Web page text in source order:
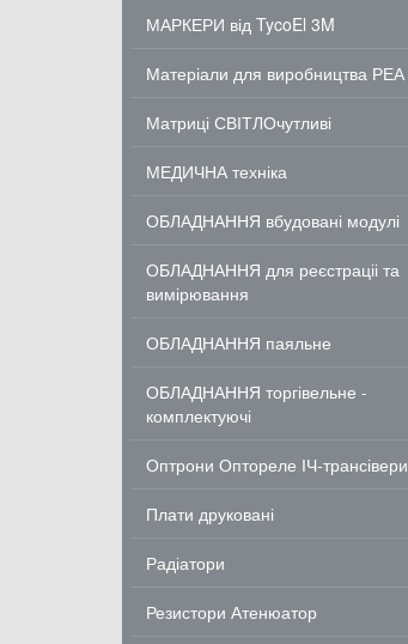
МАРКЕРИ від TycoEl 3M
Матеріали для виробництва РЕА
Матриці СВІТЛОчутливі
МЕДИЧНА техніка
ОБЛАДНАННЯ вбудовані модулі
ОБЛАДНАННЯ для реєстраціі та
вимірювання
ОБЛАДНАННЯ паяльне
ОБЛАДНАННЯ торгівельне -
комплектуючі
Оптрони Оптореле ІЧ-трансівери
Плати друковані
Радіатори
Резистори Атенюатор